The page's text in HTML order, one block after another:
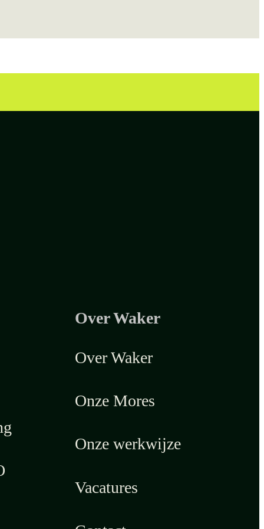
Over Waker
Over Waker
Onze Mores
Onze werkwijze
Vacatures